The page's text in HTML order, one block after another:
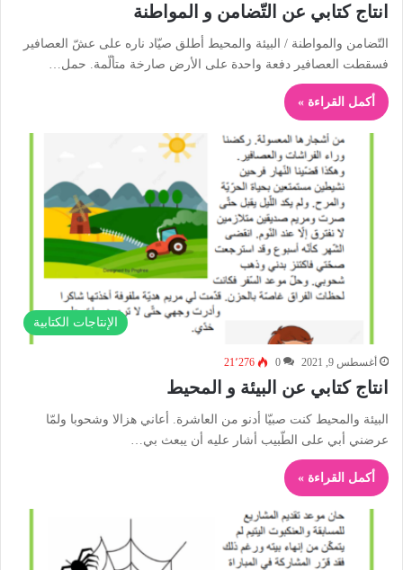
انتاج كتابي عن التّضامن و المواطنة
التّضامن والمواطنة / البيئة والمحيط أطلق صيّاد ناره على عشّ العصافير
فسقطت العصافير دفعة واحدة على الأرض صارخة متألّمة. حمل…
أكمل القراءة »
الإنتاجات الكتابية
أغسطس 9, 2021 0 21٬276
انتاج كتابي عن البيئة و المحيط
البيئة والمحيط كنت صبيّا أدنو من العاشرة. أعاني هزالا وشحوبا ولمّا
عرضني أبي على الطّبيب أشار عليه أن يبعث بي…
أكمل القراءة »